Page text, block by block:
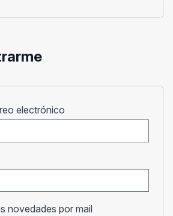
electrónico
novedades por mail